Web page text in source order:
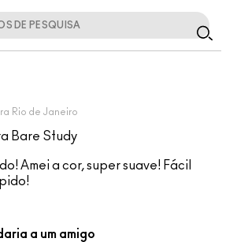
Rio de Janeiro
Bare Study
Amei a cor, super suave! Fácil
a um amigo